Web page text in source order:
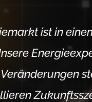
ist in